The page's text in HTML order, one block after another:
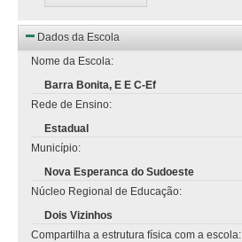
Dados da Escola
Nome da Escola:
Barra Bonita, E E C-Ef
Rede de Ensino:
Estadual
Município:
Nova Esperanca do Sudoeste
Núcleo Regional de Educação:
Dois Vizinhos
Compartilha a estrutura física com a escola: